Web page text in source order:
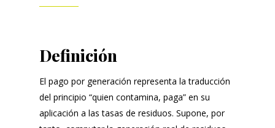
Definición
El pago por generación representa la traducción
del principio “quien contamina, paga” en su
aplicación a las tasas de residuos. Supone, por